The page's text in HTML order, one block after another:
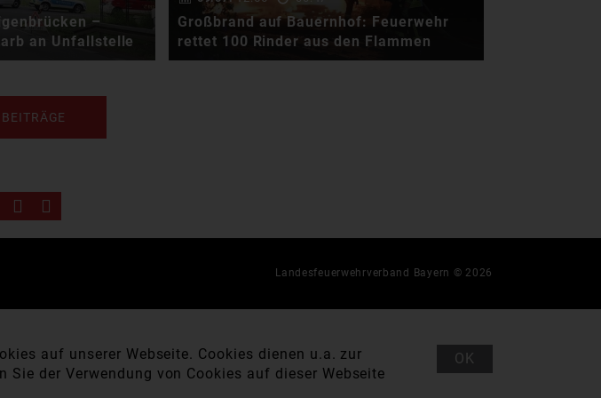
–
an Unfallstelle
Großbrand auf Bauernhof: Feuerwehr
rettet 100 Rinder aus den Flammen
Landesfeuerwehrverband Bayern © 2026
auf unserer Webseite. Cookies dienen u.a. zur
der Verwendung von Cookies auf dieser Webseite
OK